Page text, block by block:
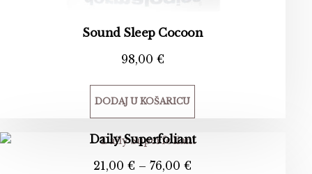
Sound Sleep Cocoon
98,00 €
DODAJ U KOŠARICU
Daily Superfoliant
21,00€ – 76,00€